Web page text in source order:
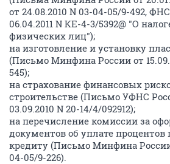
от 24.08.2010 N 03-04-05/9-492,
06.04.2011 N КЕ-4-3/5392@ "О
физических лиц");
на изготовление и установку
(Письмо Минфина России от
545);
на страхование финансовых
строительстве (Письмо УФНС
03.09.2010 N 20-14/4/092912);
на перечисление комиссии за
документов об уплате
кредиту (Письмо Минфина России
04-05/9-226).